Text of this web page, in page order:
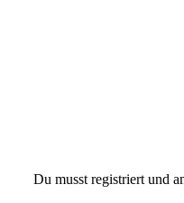
Du musst registriert und